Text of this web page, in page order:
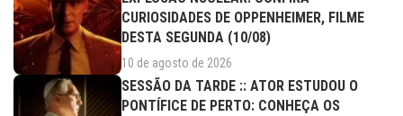
CURIOSIDADES DE OPPENHEIMER, FILME
DESTA SEGUNDA (10/08)
10 de agosto de 2026
SESSÃO DA TARDE :: ATOR ESTUDOU O
PONTÍFICE DE PERTO: CONHEÇA OS